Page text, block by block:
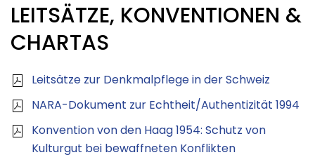
LEITSÄTZE, KONVENTIONEN &
CHARTAS
Leitsätze zur Denkmalpflege in der Schweiz
NARA-Dokument zur Echtheit/Authentizität 1994
Konvention von den Haag 1954: Schutz von
Kulturgut bei bewaffneten Konflikten